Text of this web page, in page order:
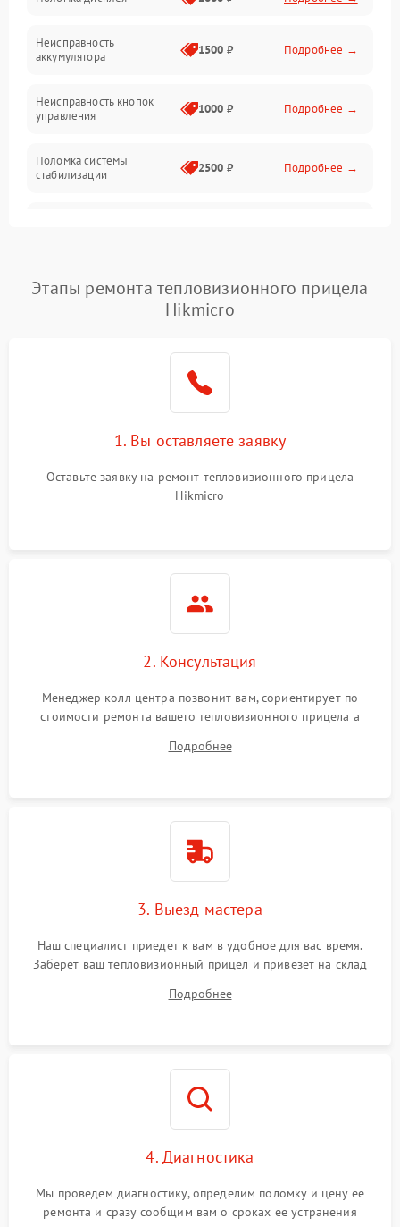
Неисправность
аккумулятора
1500 ₽ Подробнее →
Неисправность кнопок
управления
1000 ₽ Подробнее →
Поломка системы
стабилизации
2500 ₽ Подробнее →
Неисправность системы
Wi-Fi
1500 ₽ Подробнее →
1500 ₽
Неисправность системы
отключения
1500 ₽
Неисправность системы
защиты от замыкания
1500 ₽ Подробнее →
Поломка системы защиты
Этапы ремонта тепловизионного прицела
Hikmicro
1. Вы оставляете заявку
Оставьте заявку на ремонт тепловизионного прицела
Hikmicro
2. Консультация
Менеджер колл центра позвонит вам, сориентирует по
стоимости ремонта вашего тепловизионного прицела а
Подробнее
3. Выезд мастера
Наш специалист приедет к вам в удобное для вас время.
Заберет ваш тепловизионный прицел и привезет на склад
Подробнее
4. Диагностика
Мы проведем диагностику, определим поломку и цену ее
ремонта и сразу сообщим вам о сроках ее устранения